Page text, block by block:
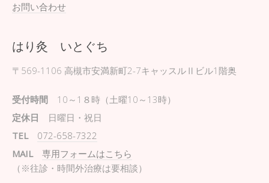
お問い合わせ
はり灸 いとぐち
〒569-1106 高槻市安満新町2-7キャッスルⅡビル1階奥
受付時間 10～1８時（土曜10～13時）
定休日 日曜日・祝日
TEL
072-658-7322
MAIL
専用フォームはこちら
（※往診・時間外治療は要相談）